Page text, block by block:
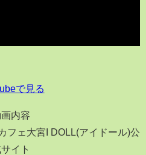
で見る
内容
フェ大宮I DOLL(アイドール)公
イト